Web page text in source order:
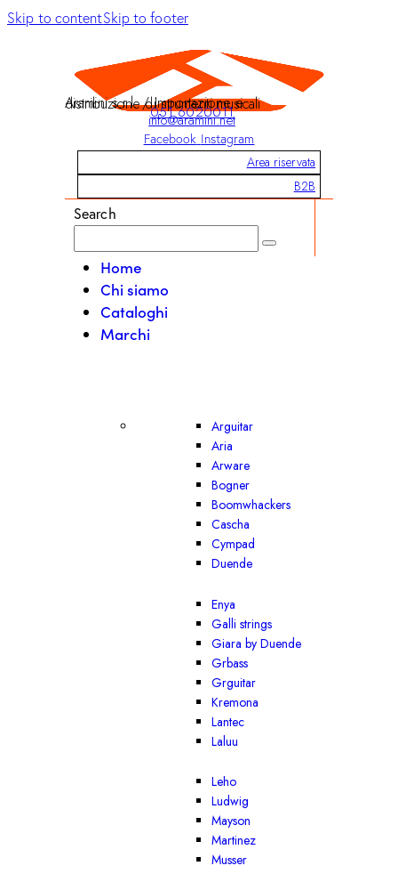
Skip to contentSkip to footer
Aramini s.r.l. / Importazione e distribuzione di strumenti musicali
051 6020011
info@aramini.net
Facebook Instagram
Area riservata
B2B
Search
Home
Chi siamo
Cataloghi
Marchi
Arguitar
Aria
Arware
Bogner
Boomwhackers
Cascha
Cympad
Duende
Enya
Galli strings
Giara by Duende
Grbass
Grguitar
Kremona
Lantec
Laluu
Leho
Ludwig
Mayson
Martinez
Musser